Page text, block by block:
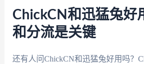
ChickCN和迅猛兔好
和分流是关键
还有人问ChickCN和迅猛兔好用吗？